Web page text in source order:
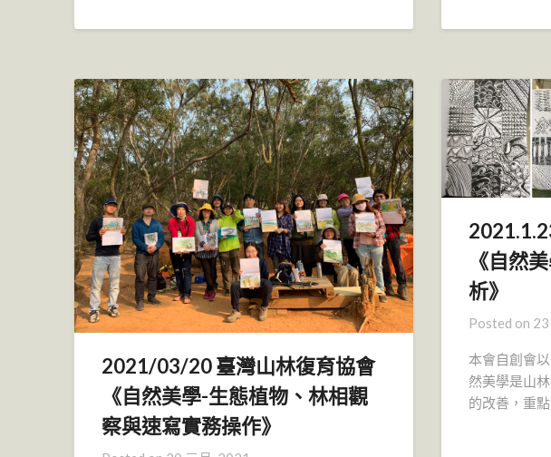
2021/03/20 臺灣山林復育協會
《自然美學-生態植物、林相觀
察與速寫實務操作》
《自然
析》
Posted on
本會自創會
然美學是山
的改善，重